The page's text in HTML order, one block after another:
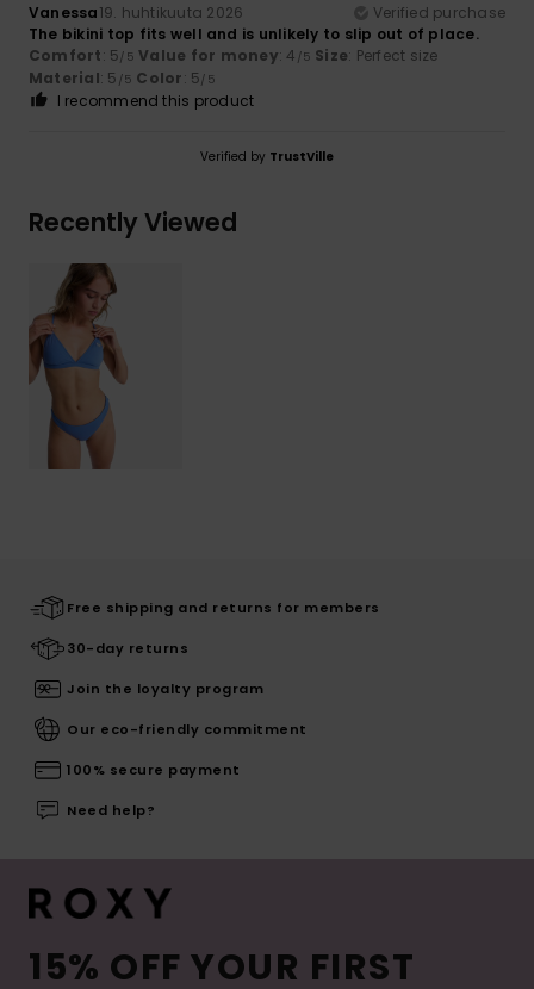
Vanessa19. huhtikuuta 2026
Verified purchase
The bikini top fits well and is unlikely to slip out of place.
Comfort: 5/5 Value for money: 4 /5 Size: Perfect size
Material: 5 /5 Color: 5/5
I recommend this product
Verified by TrustVille
Recently Viewed
Free shipping and returns for members
30-day returns
Join the loyalty program
Our eco-friendly commitment
100% secure payment
Need help?
15% OFF YOUR FIRST